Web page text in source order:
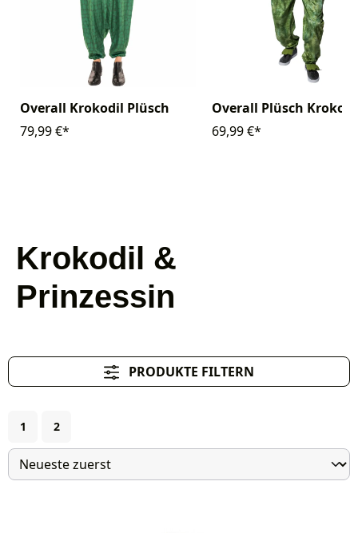
Overall Krokodil Plüsch
79,99 €*
Overall Plüsch
69,99 €*
Krokodil &
Prinzessin
PRODUKTE FILTERN
Seite
1 Seite
2